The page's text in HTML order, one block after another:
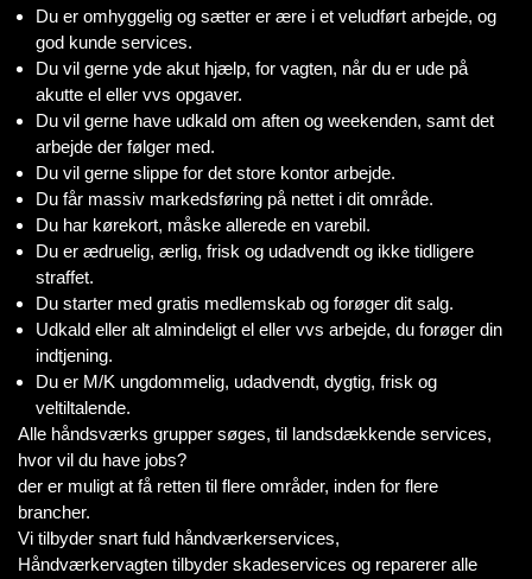
Du er omhyggelig og sætter er ære i et veludført arbejde, og
god kunde services.
Du vil gerne yde akut hjælp, for vagten, når du er ude på
akutte el eller vvs opgaver.
Du vil gerne have udkald om aften og weekenden, samt det
arbejde der følger med.
Du vil gerne slippe for det store kontor arbejde.
Du får massiv markedsføring på nettet i dit område.
Du har kørekort, måske allerede en varebil.
Du er ædruelig, ærlig, frisk og udadvendt og ikke tidligere
straffet.
Du starter med gratis medlemskab og forøger dit salg.
Udkald eller alt almindeligt el eller vvs arbejde, du forøger din
indtjening.
Du er M/K ungdommelig, udadvendt, dygtig, frisk og
veltiltalende.
Alle håndsværks grupper søges, til landsdækkende services,
hvor vil du have jobs?
der er muligt at få retten til flere områder, inden for flere
brancher.
Vi tilbyder snart fuld håndværkerservices,
Håndværkervagten tilbyder skadeservices og reparerer alle